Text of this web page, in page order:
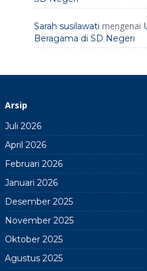
Sarah susilawati mengenai
Beragama di SD Negeri
Arsip
Juli 2026
April 2026
Februari 2026
Januari 2026
Desember 2025
November 2025
Oktober 2025
Agustus 2025